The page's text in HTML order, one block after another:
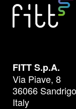
FITT S.p.A.
Via Piave, 8
36066
Italy